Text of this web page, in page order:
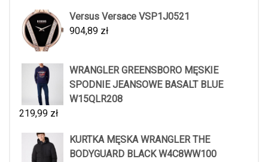
Versus Versace VSP1J0521
904,89 zł
WRANGLER GREENSBORO MĘSKIE
SPODNIE JEANSOWE BASALT BLUE
W15QLR208
219,99 zł
KURTKA MĘSKA WRANGLER THE
BODYGUARD BLACK W4C8WW100